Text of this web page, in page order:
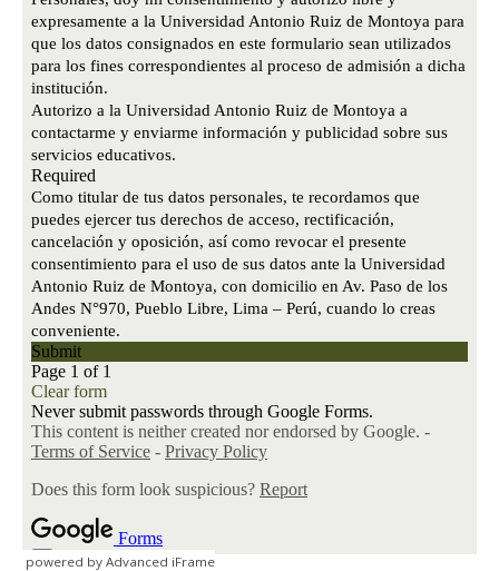
powered by Advanced iFrame